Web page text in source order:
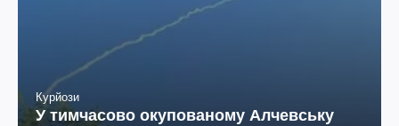
Курйози
У тимчасово окупованому Алчевську